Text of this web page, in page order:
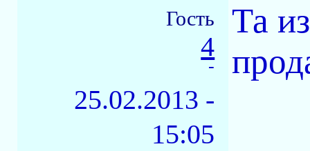
Гость
4
-
25.02.2013 -
15:05
Та